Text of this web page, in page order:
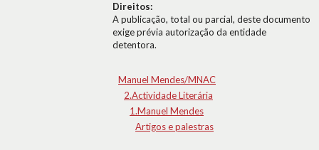
Direitos:
A publicação, total ou parcial, deste documento
exige prévia autorização da entidade
detentora.
Manuel Mendes/MNAC
2.Actividade Literária
1.Manuel Mendes
Artigos e palestras